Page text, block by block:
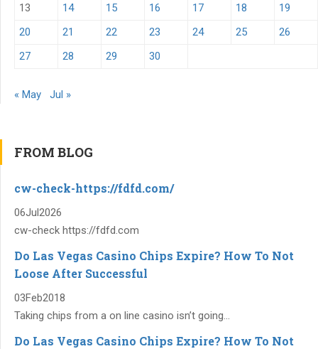
13
14 15 16 17 18
19
20
21 22 23 24 25
26
27
28 29 30
« May Jul »
FROM BLOG
cw-check-https://fdfd.com/
06Jul2026
cw-check https://fdfd.com
Do Las Vegas Casino Chips Expire? How To Not
Loose After Successful
03Feb2018
Taking chips from a on line casino isn’t going...
Do Las Vegas Casino Chips Expire? How To Not